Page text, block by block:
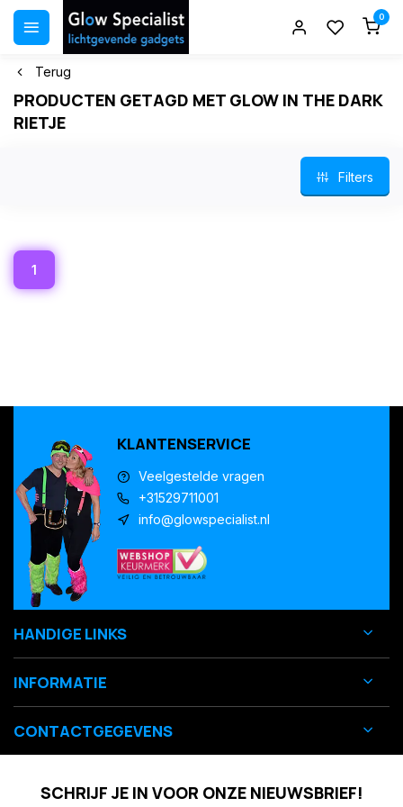
0
Terug
PRODUCTEN GETAGD MET GLOW IN THE DARK
RIETJE
Filters
1
KLANTENSERVICE
Veelgestelde vragen
+31529711001
info@glowspecialist.nl
HANDIGE LINKS
INFORMATIE
CONTACTGEGEVENS
SCHRIJF JE IN VOOR ONZE NIEUWSBRIEF!